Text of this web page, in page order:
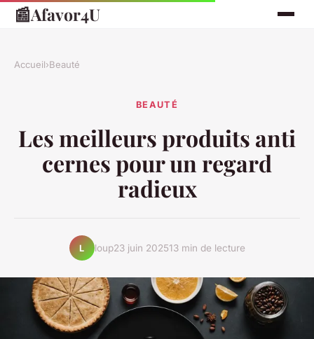
📰Afavor4U
Accueil›Beauté
BEAUTÉ
Les meilleurs produits anti
cernes pour un regard
radieux
L loup23 juin 202513 min de lecture